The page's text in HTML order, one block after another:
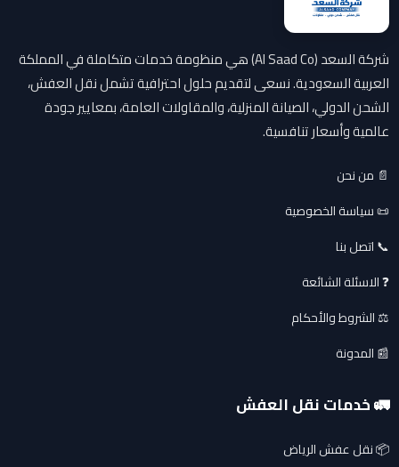
شركة السعد (Al Saad Co) هي منظومة خدمات متكاملة في المملكة
العربية السعودية. نسعى لتقديم حلول احترافية تشمل نقل العفش،
الشحن الدولي، الصيانة المنزلية، والمقاولات العامة، بمعايير جودة
عالمية وأسعار تنافسية.
📄 من نحن
📜 سياسة الخصوصية
📞 اتصل بنا
❓ الاسئلة الشائعة
⚖️ الشروط والأحكام
📰 المدونة
🚛 خدمات نقل العفش
📦 نقل عفش الرياض